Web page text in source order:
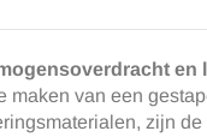
en
maken van een
zijn